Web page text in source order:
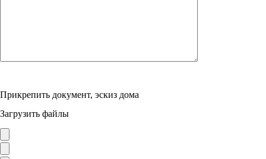
Прикрепить документ, эскиз дома
Загрузить файлы